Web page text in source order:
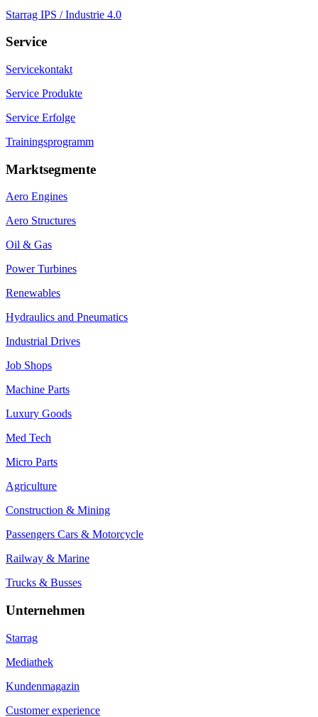
Starrag IPS / Industrie 4.0
Service
Servicekontakt
Service Produkte
Service Erfolge
Trainingsprogramm
Marktsegmente
Aero Engines
Aero Structures
Oil & Gas
Power Turbines
Renewables
Hydraulics and Pneumatics
Industrial Drives
Job Shops
Machine Parts
Luxury Goods
Med Tech
Micro Parts
Agriculture
Construction & Mining
Passengers Cars & Motorcycle
Railway & Marine
Trucks & Busses
Unternehmen
Starrag
Mediathek
Kundenmagazin
Customer experience